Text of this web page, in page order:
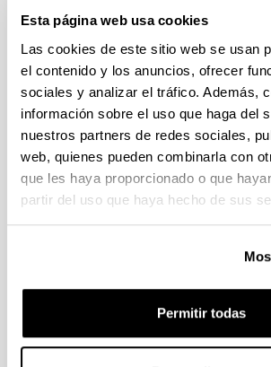
Esta página web usa cookies
Las cookies de este sitio web se usan
el contenido y los anuncios, ofrecer
sociales y analizar el tráfico. Además,
información sobre el uso que haga del
nuestros partners de redes sociales,
web, quienes pueden combinarla con
que les haya proporcionado o que
partir del uso que haya hecho de sus
Permitir todas
Estancias de movilidad en el extranjero
Castillejo" para jóvenes doctores y
para profesores e investigadores sénior
Sin trámite abierto (Plazo de presentación de
29/01/2026 - 27/02/2026 14:00)
CONVOCATORIA PARA LA
PERSONAL INVESTIGADOR DOCTOR
(2025)
Sin trámite abierto (Plazo de presentación de
02/06/2025 - 23/06/2025 23:59)
04/03/2026. Resolución definitiva de
Plazo interno expresiones de interés: hasta